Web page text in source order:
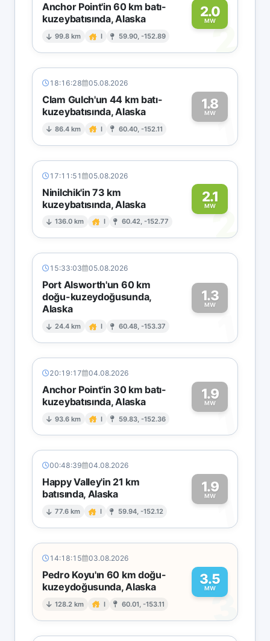
Anchor Point'in 60 km batı-
kuzeybatısında, Alaska
99.8 km I 59.90, -152.89
2.0
MW2
18:16:28 05.08.2026
Clam Gulch'un 44 km batı-
kuzeybatısında, Alaska
86.4 km I 60.40, -152.11
1.8
MW1
17:11:51 05.08.2026
Ninilchik'in 73 km
kuzeybatısında, Alaska
136.0 km I 60.42, -152.77
2.1
MW2
15:33:03 05.08.2026
Port Alsworth'un 60 km
doğu-kuzeydoğusunda,
Alaska
24.4 km I 60.48, -153.37
1.3
MW
1
20:19:17 04.08.2026
Anchor Point'in 30 km batı-
kuzeybatısında, Alaska
93.6 km I 59.83, -152.36
1.9
MW1
00:48:39 04.08.2026
Happy Valley'in 21 km
batısında, Alaska
77.6 km I 59.94, -152.12
1.9
MW1
14:18:15 03.08.2026
Pedro Koyu'ın 60 km doğu-
kuzeydoğusunda, Alaska
128.2 km I 60.01, -153.11
3.5
MW
3